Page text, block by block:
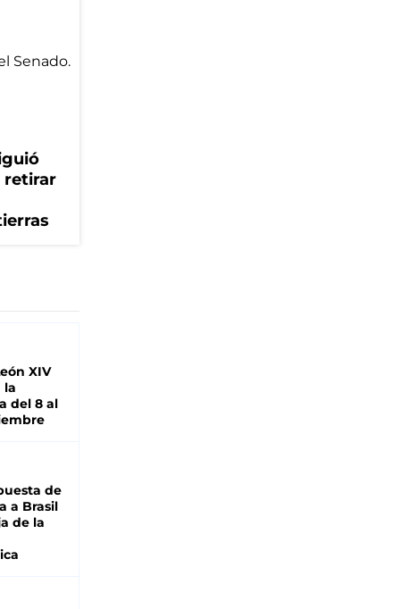
retirar
XIV
la
del 8 al
de
a Brasil
de la